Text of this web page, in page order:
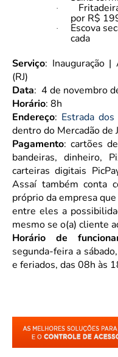
·
por R$
· Escova
cada
Serviço: Inauguração |
(RJ)
Data: 4 de novembro
Horário: 8h
Endereço: Estrada
dentro do Mercadão de
Pagamento: cartões
bandeiras, dinheiro,
carteiras digitais
Assaí também conta
próprio da empresa
entre eles a
mesmo se o(a) cliente
Horário de
segunda-feira a
e feriados, das 08h às